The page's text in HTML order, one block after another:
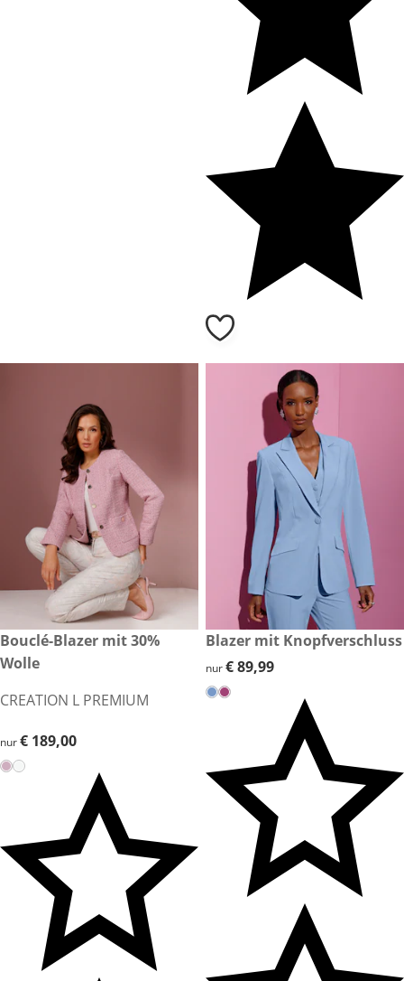
€ 189,00
Bouclé-Blazer mit 30%
Wolle
CREATION L PREMIUM
€ 189,00
nur€ 189,00
€ 89,99
Blazer mit Knopfverschluss
€ 89,99
nur€ 89,99